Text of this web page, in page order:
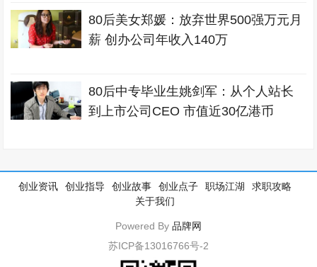
80后美女郑媛：放弃世界500强万元月
薪 创办公司年收入140万
80后中专毕业生姚剑军：从个人站长
到上市公司CEO 市值近30亿港币
创业资讯 创业指导 创业故事 创业点子 职场江湖
求职攻略
关于我们
Powered By 品牌网
苏ICP备13016766号-2